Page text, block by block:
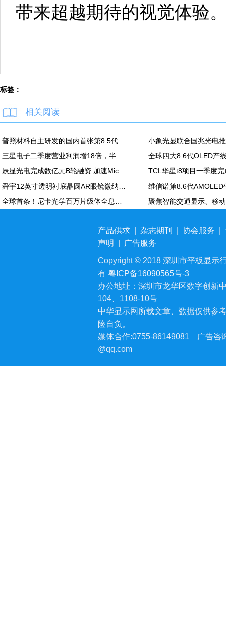
带来超越期待的视觉体验
标签：
相关阅读
全球四大8.6代OLED产
TCL华星t8项目一季度
产品供求 杂志期刊 协会服务
声明
广告服务
Copyright © 2018 深圳市平板显示
有 粤ICP备16090565号-3
办公地址：深圳市龙华区数字创新
104、1108-10号
中华显示网所载文章、数据仅供参
险自负。
媒体合作:0755-86149081
广告咨
@qq.com